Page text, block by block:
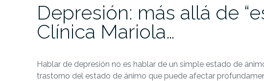
Depresión: más allá de
Clínica Mariola…
Hablar de depresión no es hablar de un simple estado de
trastorno del estado de ánimo que puede afectar